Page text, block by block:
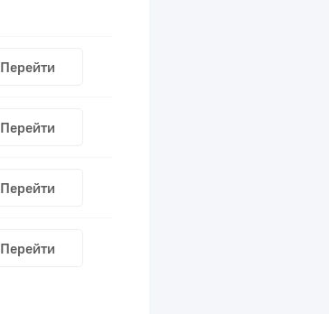
Перейти
Перейти
Перейти
Перейти